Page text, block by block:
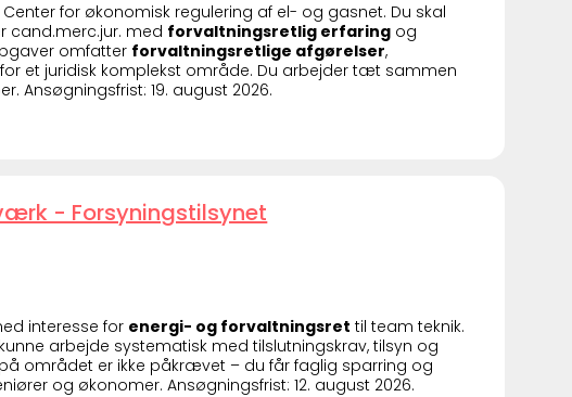
Center for økonomisk regulering af el- og gasnet. Du skal
cand.merc.jur. med forvaltningsretlig erfaring og
omfatter forvaltningsretlige afgørelser,
et juridisk komplekst område. Du arbejder tæt sammen
Ansøgningsfrist: 19. august 2026.
- Forsyningstilsynet
interesse for energi- og forvaltningsret til team teknik.
arbejde systematisk med tilslutningskrav, tilsyn og
området er ikke påkrævet – du får faglig sparring og
og økonomer. Ansøgningsfrist: 12. august 2026.